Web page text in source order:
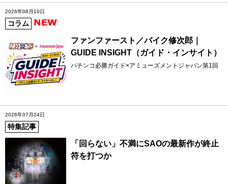
2026年08月10日
コラム
ファンファースト／バイク修次郎｜
GUIDE INSIGHT（ガイド・インサイト）
パチンコ必勝ガイド×アミューズメントジャパン第1回
2026年07月24日
特集記事
「回らない」不満にSAOの最新作が終止
符を打つか